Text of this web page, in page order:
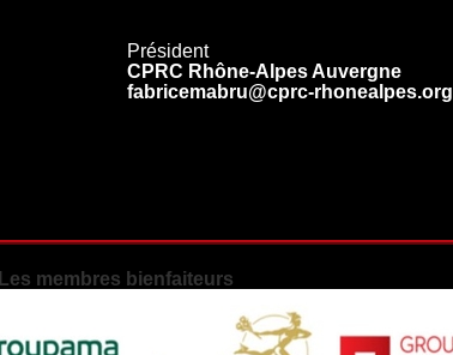
Président
CPRC Rhône-Alpes Auvergne
fabricemabru@cprc-rhonealpes.org
Les membres bienfaiteurs